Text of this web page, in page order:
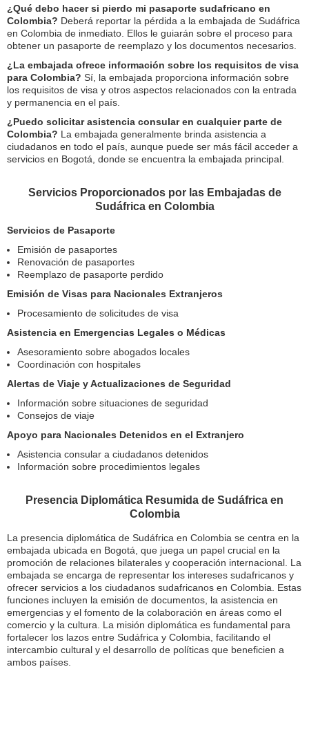
¿Qué debo hacer si pierdo mi pasaporte sudafricano en
Colombia? Deberá reportar la pérdida a la embajada de Sudáfrica
en Colombia de inmediato. Ellos le guiarán sobre el proceso para
obtener un pasaporte de reemplazo y los documentos necesarios.
¿La embajada ofrece información sobre los requisitos de visa
para Colombia? Sí, la embajada proporciona información sobre
los requisitos de visa y otros aspectos relacionados con la entrada
y permanencia en el país.
¿Puedo solicitar asistencia consular en cualquier parte de
Colombia? La embajada generalmente brinda asistencia a
ciudadanos en todo el país, aunque puede ser más fácil acceder a
servicios en Bogotá, donde se encuentra la embajada principal.
Servicios Proporcionados por las Embajadas de
Sudáfrica en Colombia
Servicios de Pasaporte
Emisión de pasaportes
Renovación de pasaportes
Reemplazo de pasaporte perdido
Emisión de Visas para Nacionales Extranjeros
Procesamiento de solicitudes de visa
Asistencia en Emergencias Legales o Médicas
Asesoramiento sobre abogados locales
Coordinación con hospitales
Alertas de Viaje y Actualizaciones de Seguridad
Información sobre situaciones de seguridad
Consejos de viaje
Apoyo para Nacionales Detenidos en el Extranjero
Asistencia consular a ciudadanos detenidos
Información sobre procedimientos legales
Presencia Diplomática Resumida de Sudáfrica en
Colombia
La presencia diplomática de Sudáfrica en Colombia se centra en la
embajada ubicada en Bogotá, que juega un papel crucial en la
promoción de relaciones bilaterales y cooperación internacional. La
embajada se encarga de representar los intereses sudafricanos y
ofrecer servicios a los ciudadanos sudafricanos en Colombia. Estas
funciones incluyen la emisión de documentos, la asistencia en
emergencias y el fomento de la colaboración en áreas como el
comercio y la cultura. La misión diplomática es fundamental para
fortalecer los lazos entre Sudáfrica y Colombia, facilitando el
intercambio cultural y el desarrollo de políticas que beneficien a
ambos países.